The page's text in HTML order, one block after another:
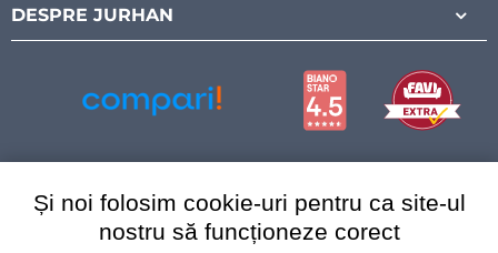
DESPRE JURHAN
Și noi folosim cookie-uri pentru ca site-ul
nostru să funcționeze corect